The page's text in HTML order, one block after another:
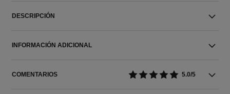
DESCRIPCIÓN
INFORMACIÓN ADICIONAL
COMENTARIOS 5.0/5